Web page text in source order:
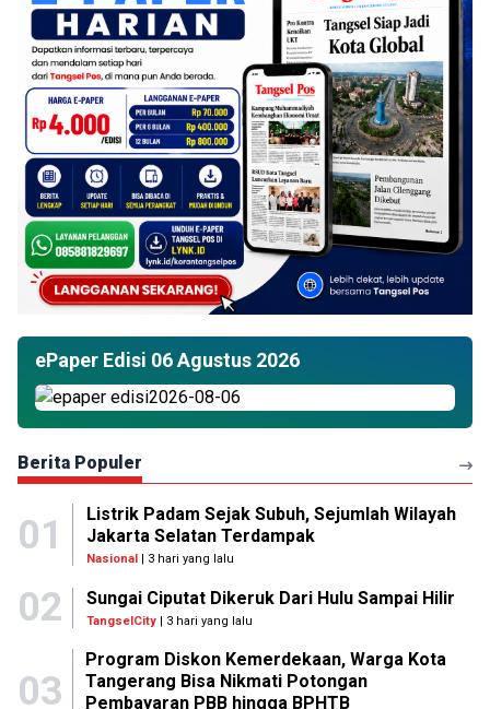
ePaper Edisi 06 Agustus 2026
Berita Populer
01
Listrik Padam Sejak Subuh, Sejumlah Wilayah
Jakarta Selatan Terdampak
Nasional| 3 hari yang lalu
02 Sungai Ciputat Dikeruk Dari Hulu Sampai Hilir
TangselCity | 3 hari yang lalu
03
Program Diskon Kemerdekaan, Warga Kota
Tangerang Bisa Nikmati Potongan
Pembayaran PBB hingga BPHTB